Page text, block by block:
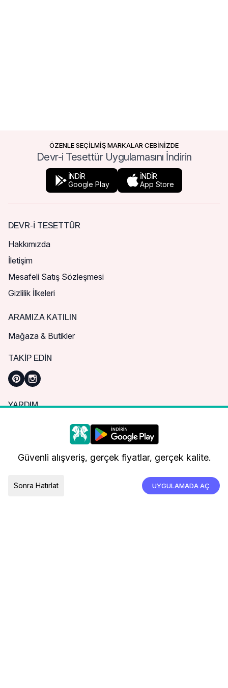
ÖZENLE SEÇİLMİŞ MARKALAR CEBİNİZDE
Devr-i Tesettür Uygulamasını İndirin
İNDİR
Google Play
İNDİR
App Store
DEVR-I TESETTÜR
Hakkımızda
İletişim
Mesafeli Satış Sözleşmesi
Gizlilik İlkeleri
ARAMIZA KATILIN
Mağaza & Butikler
TAKIP EDIN
YARDIM
Sık Sorulan Sorular
Nasıl Sipariş Verebilirim?
Kargo ve Teslimat
Daha iyi bir alışveriş deneyimi için çerezleri
kullanıyoruz.
Güvenli alışveriş, gerçek fiyatlar, gerçek kalite.
Sonra Hatırlat UYGULAMADA AÇ